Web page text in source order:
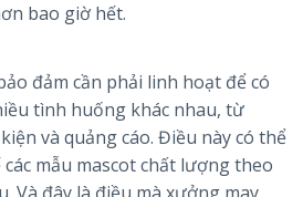
bao giờ hết.
đảm cần phải linh hoạt để có
tình huống khác nhau, từ
và quảng cáo. Điều này có thể
mẫu mascot chất lượng theo